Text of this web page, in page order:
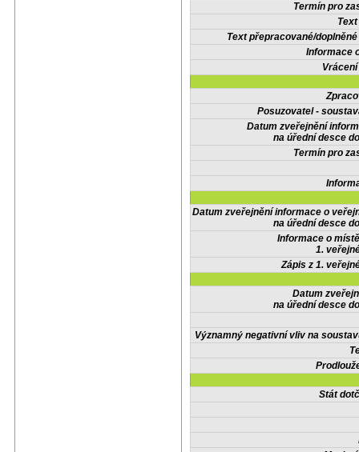
Termín pro
Text přepracované/
Informace
Posuzovatel -
Datum zveřejnění
na úřední desce
Termín pro
Datum zveřejnění informace o
na úřední desce
Informace o
1.
Zápis z 1.
Datum
na úřední desce
Významný negativní vliv na
Stát